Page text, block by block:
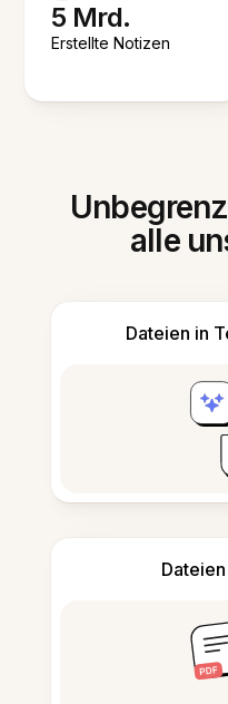
5 Mrd.
Erstellte Notizen
alle
Dateien in